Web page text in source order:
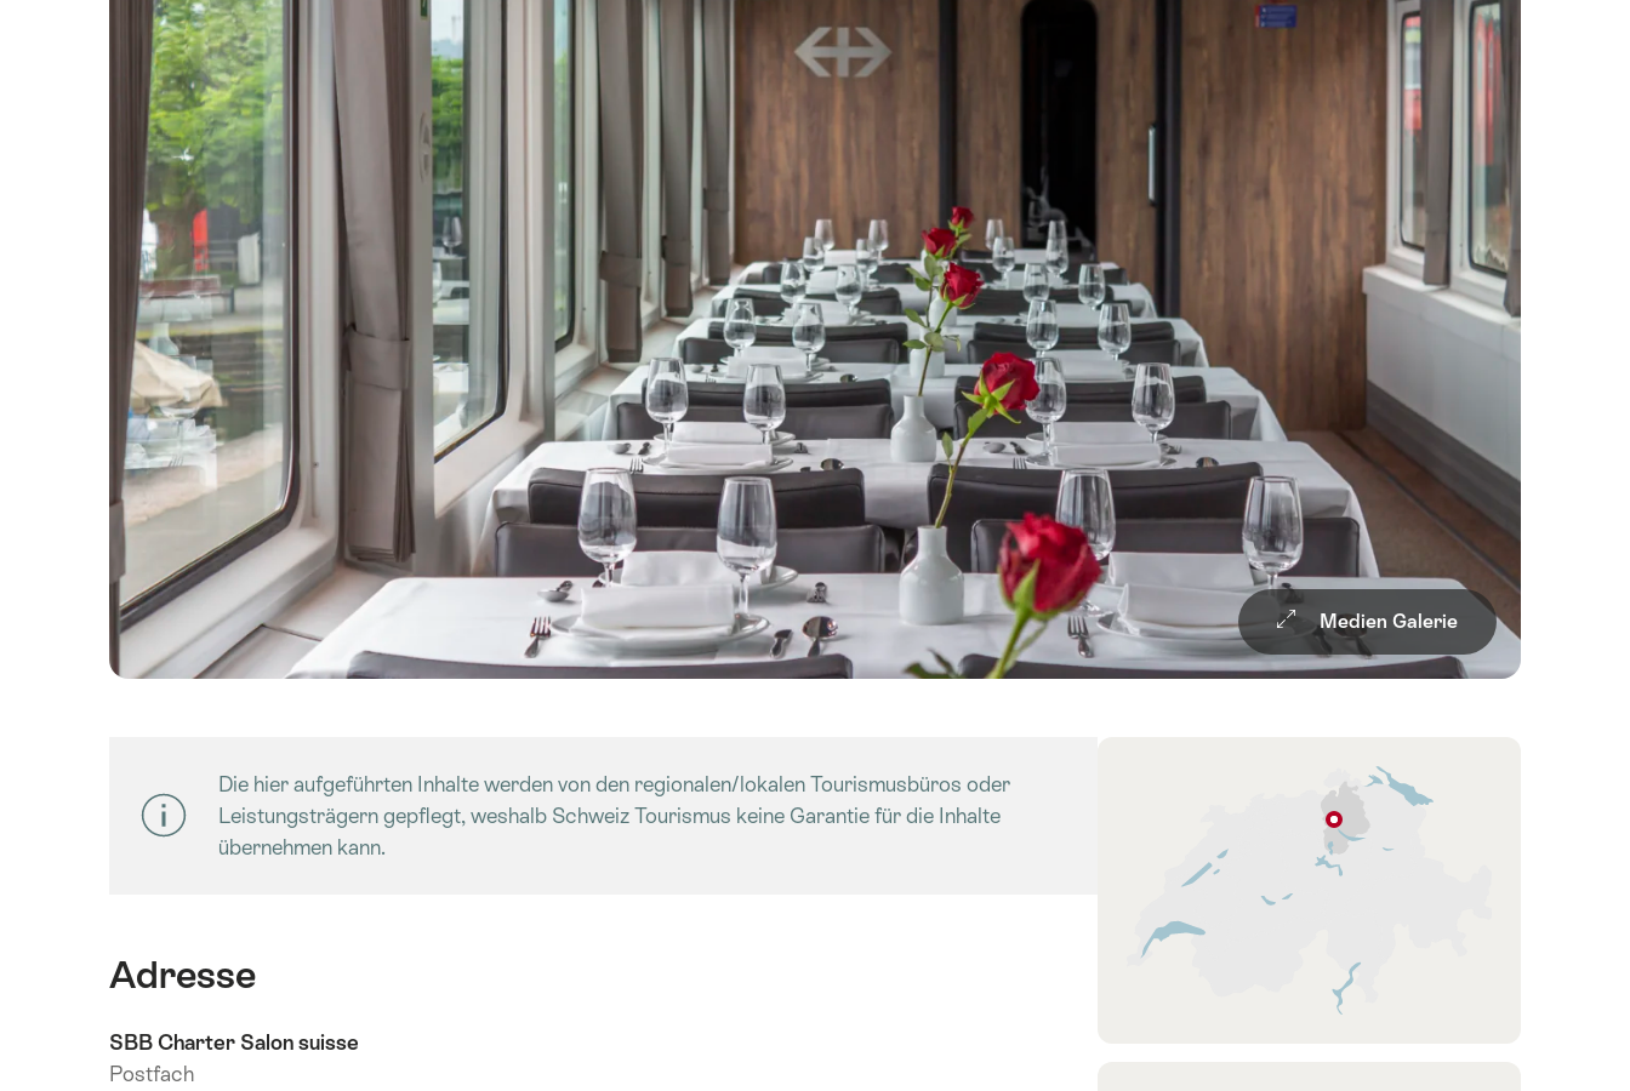
Medien Galerie
Die hier aufgeführten Inhalte werden von den regionalen/lokalen Tourismusbüros oder
Leistungsträgern gepflegt, weshalb Schweiz Tourismus keine Garantie für die Inhalte
übernehmen kann.
Adresse
SBB Charter Salon suisse
Postfach
Zürich
Zürich